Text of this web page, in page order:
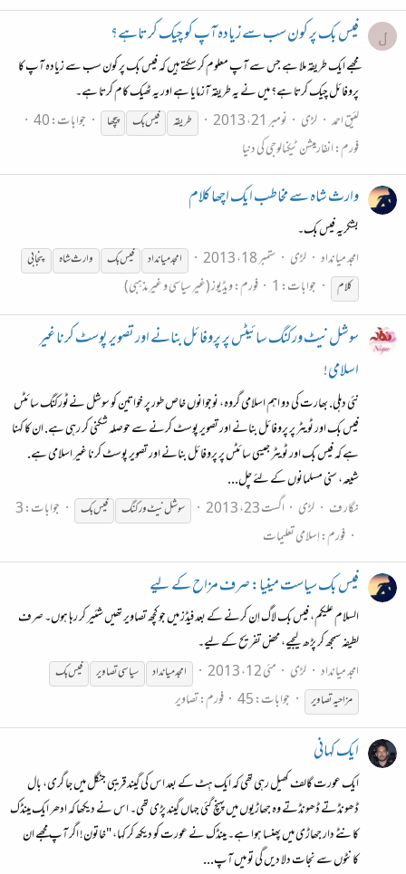
ل فیس بک پر کون سب سے زیادہ آپ کو چیک کرتاہے؟
مجھے ایک طریقہ ملا ہے جس سے آپ معلوم کر سکتے ہیں کہ فیس بک پر کون سب سے زیادہ آپ کا
پروفائل چیک کرتا ہے؟ میں نے یہ طریقہ آزمایا ہے اور یہ ٹھیک کام کرتا ہے۔
لئیق احمد لڑی نومبر 21، 2013 طریقہ فیسبک پیچھا
جوابات: 40
فورم:انفارمیشن ٹیکنالوجی کی دنیا
وارث شاہ سے مخاطب ایک اچھا کلام
بشکریہ فیس بک۔
امجد میانداد لڑی ستمبر 18، 2013 امجد میانداد فیسبک وارث شاہ
پنجابی
کلام
جوابات: 1 فورم:ویڈیوز (غیر سیاسی و غیر مذہبی)
سوشل نیٹ ورکنگ سائیٹس پر پروفائل بنانے اور تصویر پوسٹ کرنا غیر
اسلامی!
نئی دہلی. بھارت کی دو اہم اسلامی گروہ، نوجوانوں خاص طور پر خواتین کو سوشل نےٹورکنگ سائٹس
فیس بک اور ٹويٹر پر پروفائل بنانے اور تصویر پوسٹ کرنے سے حوصلہ شکنی کر رہی ہے. ان کا کہنا
ہے کہ فیس بک اور ٹويٹر جیسی سائٹس پر پروفائل بنانے اور تصویر پوسٹ کرنا غیر اسلامی ہے.
شیعہ، سنی مسلمانوں کے لئے چل...
نگار ف
لڑی اگست 23، 2013 سوشل نیٹ ورکنگ فیسبک
جوابات: 3
فورم:اِسلامی تعلیمات
فیس بک سیاست مینیا: صرف مزاح کے لیے
السلام علیکم، فیس بک لاگ اِن کرنے کے بعد فیڈز میں جو کچھ تصاویر تھیں شئیر کر رہا ہوں۔ صرف
لطیفہ سمجھ کر پڑھ لیجیے، محض تفریح کے لیے۔
امجد میانداد لڑی مئی 12، 2013 امجد میانداد سیاسی تصاویر فیسبک
مزاحیہ تصاویر
جوابات: 45 فورم:تصاویر
ایک کہانی
ایک عورت گالف کھیل رہی تھی کہ ایک ہِٹ کے بعد اس کی گیند قریبی جنگل میں‌ جا گری، بال
ڈھونڈتے ڈھونڈتے وہ جھاڑیوں میں پہنچ گئی جہاں گیند پڑی تھی۔ اس نے دیکھا کہ ادھر ایک مینڈک
کانٹے دار جھاڑی میں پھنسا ہوا ہے۔ مینڈک نے عورت کو دیکھ کر کہا، "خاتون! اگر آپ مجھے ان
کانٹوں سے نجات دلا دیں گی تو میں آپ...